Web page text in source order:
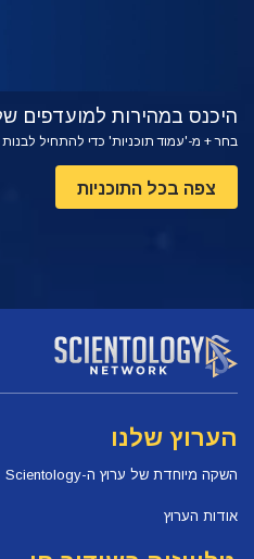
היכנס במהירות למועדפים
בחר + מ-'עמוד תוכניות' כדי להתחיל
צפה בכל התוכניות
הערוץ שלנו
השקה מיוחדת של ערוץ ה-Scientology
אודות הערוץ